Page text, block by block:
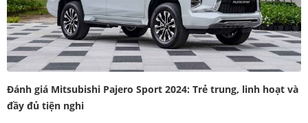
Đánh giá Mitsubishi Pajero Sport 2024: Trẻ trung, linh hoạt và
đầy đủ tiện nghi